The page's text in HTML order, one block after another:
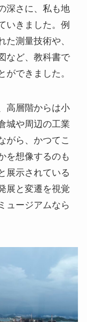
深さに、私も地
いきました。例
た測量技術や、
など、教科書で
ができました。
高層階からは小
城や周辺の工業
がら、かつてこ
を想像するのも
展示されている
展と変遷を視覚
ュージアムなら